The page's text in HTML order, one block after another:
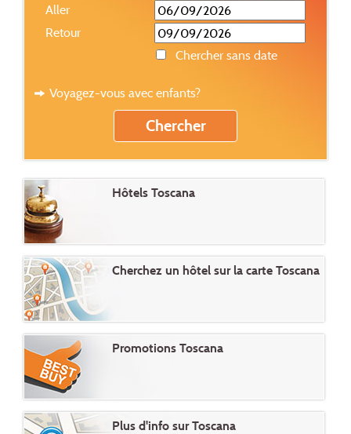
Aller
Retour
Chercher sans date
Voyagez-vous avec enfants?
Hôtels Toscana
Cherchez un hôtel sur la carte Toscana
Promotions Toscana
Plus d'info sur Toscana